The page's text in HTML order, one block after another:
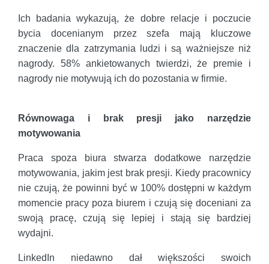
Ich badania wykazują, że dobre relacje i poczucie
bycia docenianym przez szefa mają kluczowe
znaczenie dla zatrzymania ludzi i są ważniejsze niż
nagrody. 58% ankietowanych twierdzi, że premie i
nagrody nie motywują ich do pozostania w firmie.
Równowaga i brak presji jako narzędzie
motywowania
Praca spoza biura stwarza dodatkowe narzędzie
motywowania, jakim jest brak presji. Kiedy pracownicy
nie czują, że powinni być w 100% dostępni w każdym
momencie pracy poza biurem i czują się doceniani za
swoją pracę, czują się lepiej i stają się bardziej
wydajni.
LinkedIn niedawno dał większości swoich